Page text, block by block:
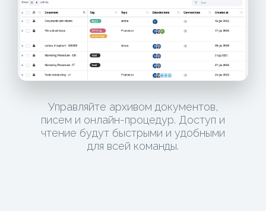
Управляйте архивом документов,
писем и онлайн-процедур. Доступ и
чтение будут быстрыми и удобными
для всей команды.